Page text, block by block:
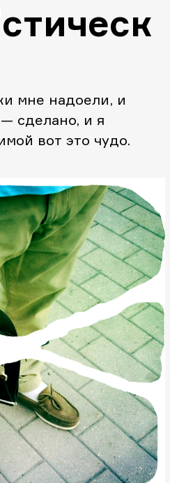
мне надоели, и
— сделано, и я
вот это чудо.